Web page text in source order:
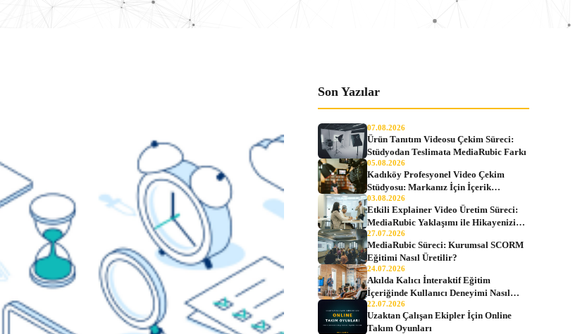
Son Yazılar
07.08.2026
Ürün Tanıtım Videosu Çekim Süreci:
Stüdyodan Teslimata MediaRubic Farkı
05.08.2026
Kadıköy Profesyonel Video Çekim
Stüdyosu: Markanız İçin İçerik
Üretiminin Adresi
03.08.2026
Etkili Explainer Video Üretim Süreci:
MediaRubic Yaklaşımı ile Hikayenizi
Anlatın
27.07.2026
MediaRubic Süreci: Kurumsal SCORM
Eğitimi Nasıl Üretilir?
24.07.2026
Akılda Kalıcı İnteraktif Eğitim
İçeriğinde Kullanıcı Deneyimi Nasıl
Tasarlanır?
22.07.2026
Uzaktan Çalışan Ekipler İçin Online
Takım Oyunları